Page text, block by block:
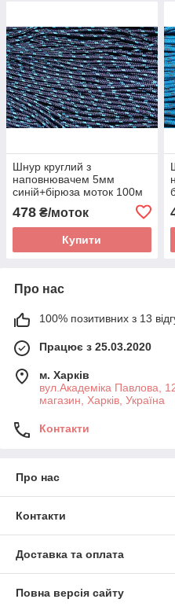
Шнур круглий з
наповнювачем 5мм
синій+бірюза моток 100м
478 ₴/моток
Купити
Про нас
100% позитивних з 13
Працює з 25.03.2020
м. Харків
вул.Академіка Павлова,
магазин, Харків, Україна
Контакти
Про нас
Контакти
Доставка та оплата
Повна версія сайту